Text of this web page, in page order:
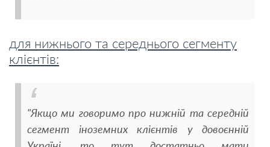
для нижнього та середнього сегменту
клієнтів:
"Якщо ми говоримо про нижній та середній
сегмент іноземних клієнтів у довоєнній